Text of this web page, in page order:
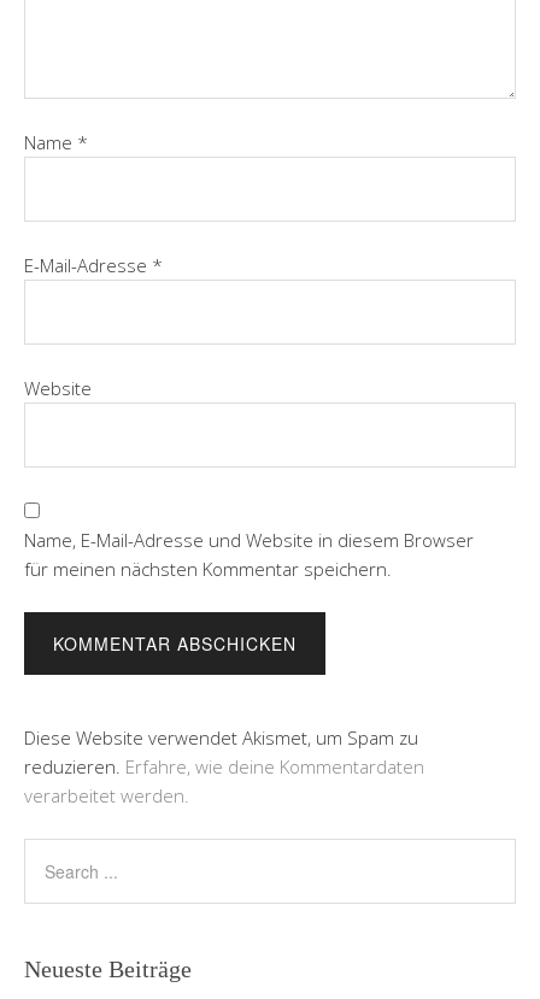
Name *
E-Mail-Adresse *
Website
Name, E-Mail-Adresse und Website in diesem Browser
für meinen nächsten Kommentar speichern.
Diese Website verwendet Akismet, um Spam zu
reduzieren. Erfahre, wie deine Kommentardaten
verarbeitet werden.
Neueste Beiträge